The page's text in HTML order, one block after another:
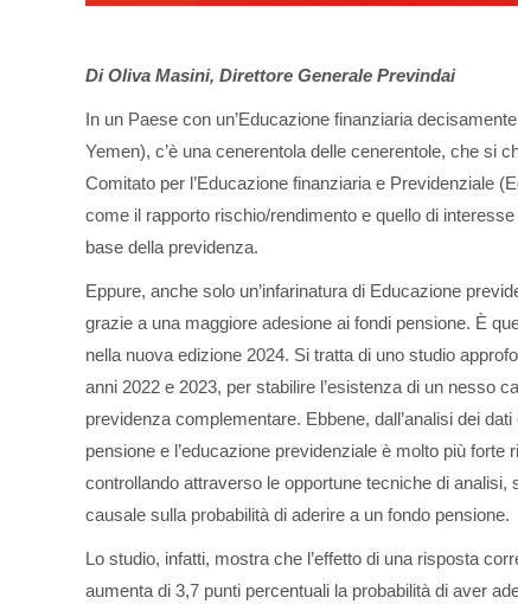
Di Oliva Masini, Direttore Generale Previndai
In un Paese con un’Educazione finanziaria
Yemen), c’è una cenerentola delle cenerentole, che si
Comitato per l’Educazione finanziaria e Previdenziale
come il rapporto rischio/rendimento e quello di
base della previdenza.
Eppure, anche solo un’infarinatura di Educazione
grazie a una maggiore adesione ai fondi pensione. È
nella nuova edizione 2024. Si tratta di uno studio
anni 2022 e 2023, per stabilire l’esistenza di un nesso
previdenza complementare. Ebbene, dall’analisi dei
pensione e l’educazione previdenziale è molto più
controllando attraverso le opportune tecniche di
causale sulla probabilità di aderire a un fondo pensione.
Lo studio, infatti, mostra che l’effetto di una risposta
aumenta di 3,7 punti percentuali la probabilità di aver